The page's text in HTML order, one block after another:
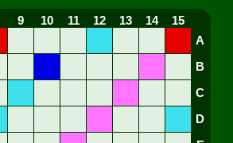
9 10 11 12 13 14
15
A
B
C
D